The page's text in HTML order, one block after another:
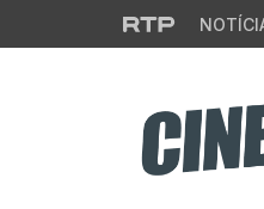
Saltar para o conteúdo